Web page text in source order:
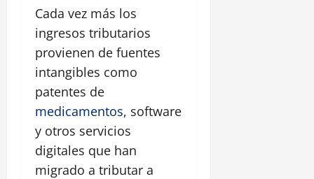
Cada vez más los
ingresos tributarios
provienen de fuentes
intangibles como
patentes de
medicamentos, software
y otros servicios
digitales que han
migrado a tributar a